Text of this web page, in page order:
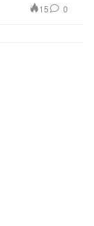
15 0